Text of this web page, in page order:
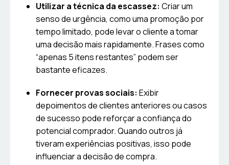
Utilizar a técnica da escassez: Criar um
senso de urgência, como uma promoção por
tempo limitado, pode levar o cliente a tomar
uma decisão mais rapidamente. Frases como
“apenas 5 itens restantes” podem ser
bastante eficazes.
Fornecer provas sociais: Exibir
depoimentos de clientes anteriores ou casos
de sucesso pode reforçar a confiança do
potencial comprador. Quando outros já
tiveram experiências positivas, isso pode
influenciar a decisão de compra.